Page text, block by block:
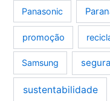
Panasonic
promoção
Samsung
sustentabilidade